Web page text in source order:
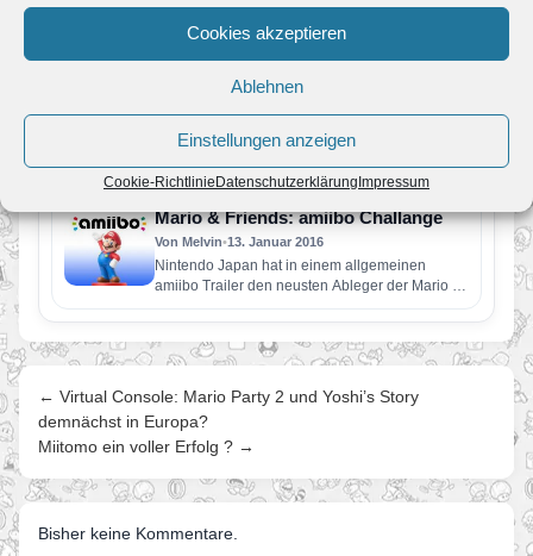
Cookies akzeptieren
Ablehnen
Einstellungen anzeigen
Cookie-RichtlinieDatenschutzerklärungImpressum
für alle amiibo-Freunde: Mini Mario &
Kostenloses Download-Spiel für Nintendo 3DS
und Wii U ab 28. April im Nintendo eShop
erhältlich Tolle Neuigkeiten für…
Mario & Friends: amiibo Challange
Von Melvin•13. Januar 2016
Nintendo Japan hat in einem allgemeinen
amiibo Trailer den neusten Ableger der Mario &
Donkey Kong Serie für…
← Virtual Console: Mario Party 2 und Yoshi’s Story
demnächst in Europa?
Miitomo ein voller Erfolg ? →
Bisher keine Kommentare.